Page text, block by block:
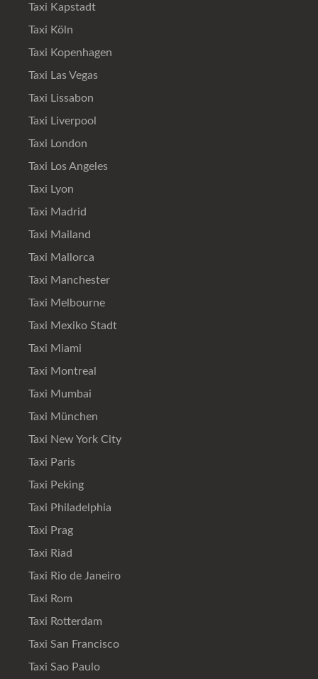
Taxi Kapstadt
Taxi Köln
Taxi Kopenhagen
Taxi Las Vegas
Taxi Lissabon
Taxi Liverpool
Taxi London
Taxi Los Angeles
Taxi Lyon
Taxi Madrid
Taxi Mailand
Taxi Mallorca
Taxi Manchester
Taxi Melbourne
Taxi Mexiko Stadt
Taxi Miami
Taxi Montreal
Taxi Mumbai
Taxi München
Taxi New York City
Taxi Paris
Taxi Peking
Taxi Philadelphia
Taxi Prag
Taxi Riad
Taxi Rio de Janeiro
Taxi Rom
Taxi Rotterdam
Taxi San Francisco
Taxi Sao Paulo